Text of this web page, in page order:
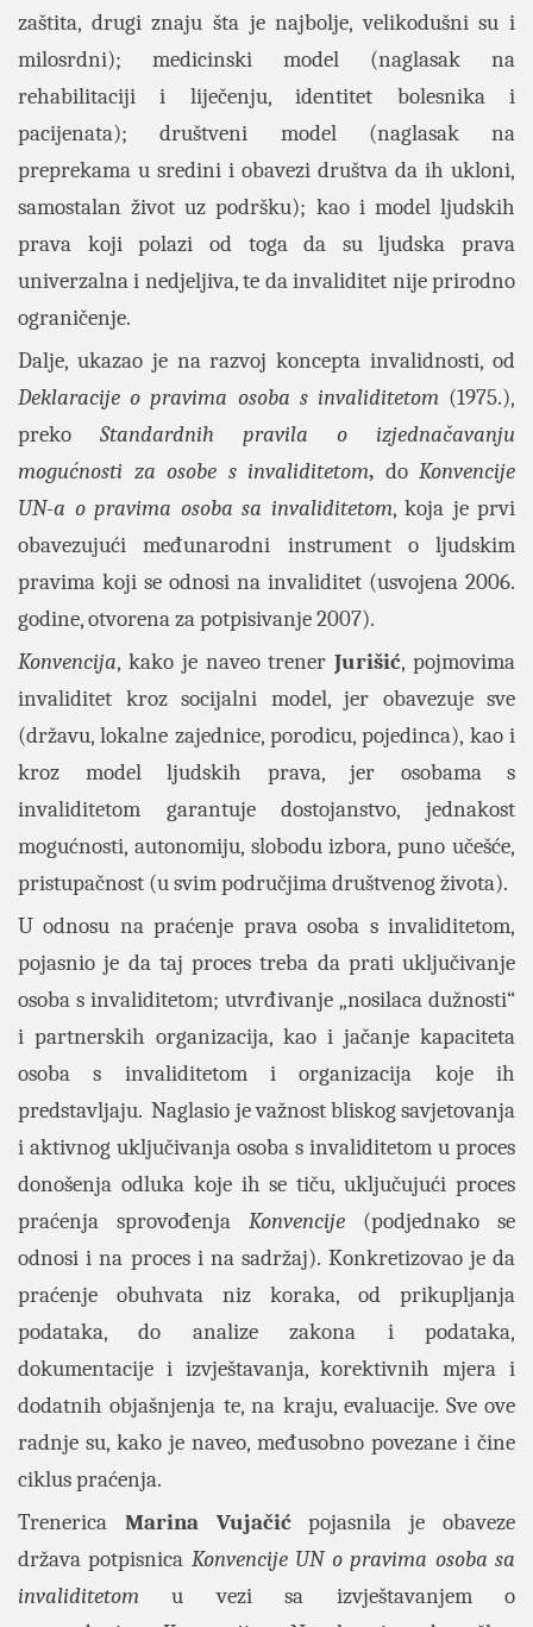
zaštita, drugi znaju šta je najbolje, velikodušni su i
milosrdni); medicinski model (naglasak na
rehabilitaciji i liječenju, identitet bolesnika i
pacijenata); društveni model (naglasak na
preprekama u sredini i obavezi društva da ih ukloni,
samostalan život uz podršku); kao i model ljudskih
prava koji polazi od toga da su ljudska prava
univerzalna i nedjeljiva, te da invaliditet nije prirodno
ograničenje.
Dalje, ukazao je na razvoj koncepta invalidnosti, od
Deklaracije o pravima osoba s invaliditetom(1975.),
preko Standardnih pravila o izjednačavanju
mogućnosti za osobe s invaliditetom, do Konvencije
UN-a o pravima osoba sa invaliditetom, koja je prvi
obavezujući međunarodni instrument o ljudskim
pravima koji se odnosi na invaliditet (usvojena 2006.
godine, otvorena za potpisivanje 2007).
Konvencija, kako je naveo trenerJurišić, pojmovima
invaliditet kroz socijalni model, jer obavezuje sve
(državu, lokalne zajednice, porodicu, pojedinca), kao i
kroz model ljudskih prava, jer osobama s
invaliditetom garantuje dostojanstvo, jednakost
mogućnosti, autonomiju, slobodu izbora, puno učešće,
pristupačnost (u svim područjima društvenog života).
U odnosu na praćenje prava osoba s invaliditetom,
pojasnio je da taj proces treba da prati uključivanje
osoba s invaliditetom; utvrđivanje „nosilaca dužnosti“
i partnerskih organizacija, kao i jačanje kapaciteta
osoba s invaliditetom i organizacija koje ih
predstavljaju. Naglasio je važnost bliskog savjetovanja
i aktivnog uključivanja osoba s invaliditetom u proces
donošenja odluka koje ih se tiču, uključujući proces
praćenja sprovođenja Konvencije (podjednako se
odnosi i na proces i na sadržaj). Konkretizovao je da
praćenje obuhvata niz koraka, od prikupljanja
podataka, do analize zakona i podataka,
dokumentacije i izvještavanja, korektivnih mjera i
dodatnih objašnjenja te, na kraju, evaluacije. Sve ove
radnje su, kako je naveo, međusobno povezane i čine
ciklus praćenja.
Trenerica Marina Vujačićpojasnila je obaveze
država potpisnica Konvencije UN o pravima osoba sa
invaliditetom u vezi sa izvještavanjem o